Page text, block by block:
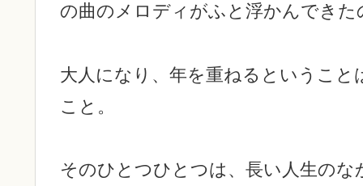
の曲のメロディがふと浮かんできた
大人になり、年を重ねるというこ
こと。
そのひとつひとつは、長い人生のな